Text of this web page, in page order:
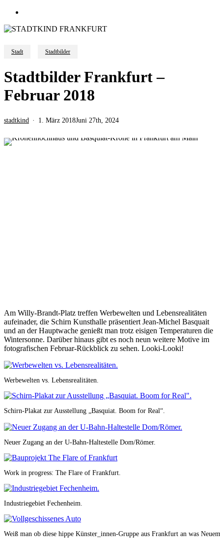
Stadt Stadtbilder
Stadtbilder Frankfurt –
Februar 2018
stadtkind 1. März 2018Juni 27th, 2024
Am Willy-Brandt-Platz treffen Werbewelten und Lebensrealitäten
aufeinader, die Schirn Kunsthalle präsentiert Jean-Michel Basquait
und an der Hauptwache genießt man trotz eisigen Temperaturen die
Wintersonne. Darüber hinaus gibt es noch neun weitere Motive im
fotografischen Februar-Rückblick zu sehen. Looki-Looki!
Werbewelten vs. Lebensrealitäten.
Schirn-Plakat zur Ausstellung „Basquiat. Boom for Real“.
Neuer Zugang an der U-Bahn-Haltestelle Dom/Römer.
Work in progress: The Flare of Frankfurt.
Industriegebiet Fechenheim.
Weiß man ob diese hippe Künster_innen-Gruppe aus Frankfurt an was